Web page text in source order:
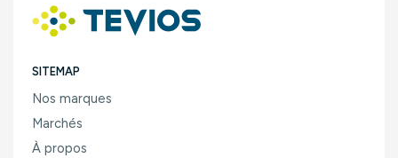
SITEMAP
Nos marques
Marchés
À propos